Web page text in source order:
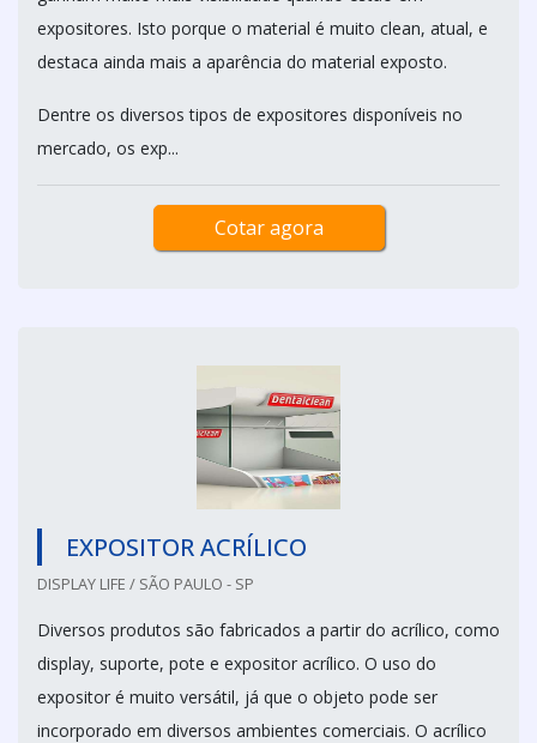
expositores. Isto porque o material é muito clean, atual, e
destaca ainda mais a aparência do material exposto.
Dentre os diversos tipos de expositores disponíveis no
mercado, os exp...
Cotar agora
EXPOSITOR ACRÍLICO
DISPLAY LIFE / SÃO PAULO - SP
Diversos produtos são fabricados a partir do acrílico, como
display, suporte, pote e expositor acrílico. O uso do
expositor é muito versátil, já que o objeto pode ser
incorporado em diversos ambientes comerciais. O acrílico